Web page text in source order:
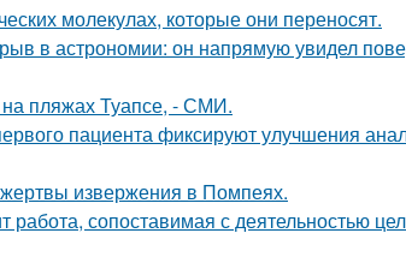
молекулах, которые они переносят.
в астрономии: он напрямую увидел
пляжах Туапсе, - СМИ.
пациента фиксируют улучшения
извержения в Помпеях.
сопоставимая с деятельностью